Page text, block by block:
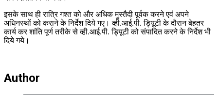
इसके साथ ही रात्रि गश्त को और अधिक मुस्तैदी पूर्वक करने एवं अपने
अधिनस्थों को कराने के निर्देश दिये गए। व्ही.आई.पी. ड्यिूटी के दौरान बेहतर
कार्य कर शांति पूर्ण तरीके से व्ही.आई.पी. ड्यिूटी को संपादित करने के निर्देश भी
दिये गये।
Author